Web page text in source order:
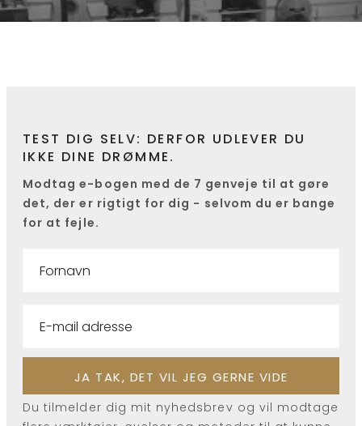
TEST DIG SELV: DERFOR UDLEVER DU
IKKE DINE DRØMME.
Modtag e-bogen med de 7 genveje til at gøre
det, der er rigtigt for dig - selvom du er bange
for at fejle.
Du tilmelder dig mit nyhedsbrev og vil modtage